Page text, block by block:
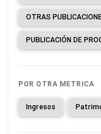
OTRAS
POR OTRA METRICA
Ingresos